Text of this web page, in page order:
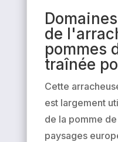
de
pommes
traînée
Cette
est largement
de la pomme
paysages